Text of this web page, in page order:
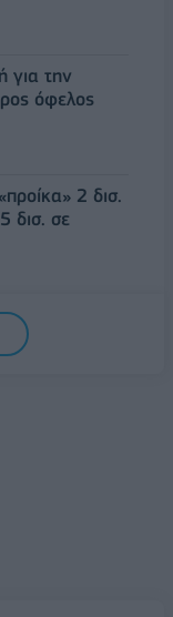
για την
όφελος
2 δισ.
δισ. σε
η